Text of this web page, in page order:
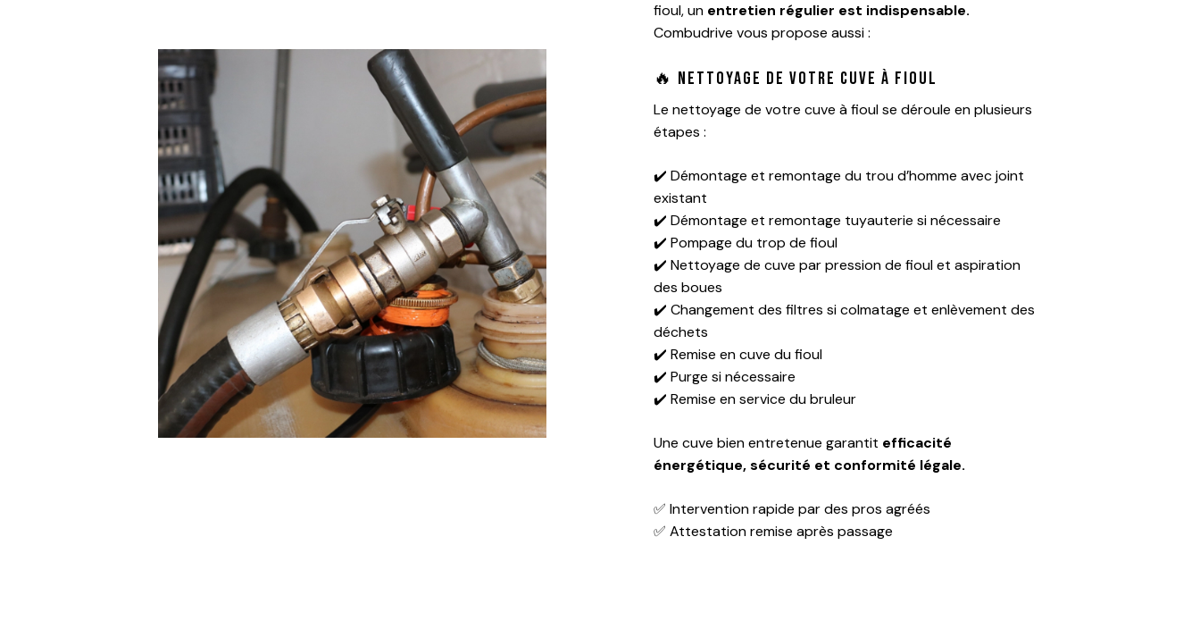
fioul, un entretien régulier est indispensable.
Combudrive vous propose aussi :
🔥 Nettoyage de votre cuve à fioul
Le nettoyage de votre cuve à fioul se déroule en plusieurs
étapes :
✔️ Démontage et remontage du trou d’homme avec joint
existant
✔️ Démontage et remontage tuyauterie si nécessaire
✔️ Pompage du trop de fioul
✔️ Nettoyage de cuve par pression de fioul et aspiration
des boues
✔️ Changement des filtres si colmatage et enlèvement des
déchets
✔️ Remise en cuve du fioul
✔️ Purge si nécessaire
✔️ Remise en service du bruleur
Une cuve bien entretenue garantit efficacité
énergétique, sécurité et conformité légale.
✅ Intervention rapide par des pros agréés
✅ Attestation remise après passage